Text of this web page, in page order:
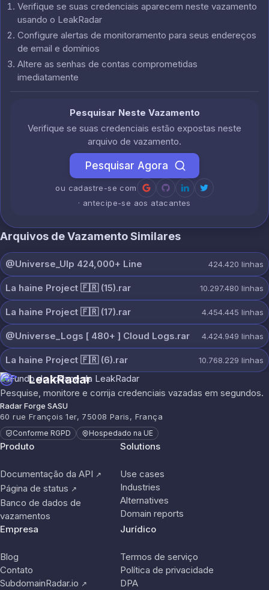
Verifique se suas credenciais aparecem neste vazamento
usando o LeakRadar
Configure alertas de monitoramento para seus endereços
de email e domínios
Altere as senhas de contas comprometidas
imediatamente
Pesquisar Neste Vazamento
Verifique se suas credenciais estão expostas neste
arquivo de vazamento.
Pesquisar Agora
ou cadastre-se com
· antecipe-se aos atacantes
Arquivos de Vazamento Similares
@Universe_Ulp 424,000+ Line 424.420 linhas
La haine Project 🇫🇷 (15).rar 10.297.480 linhas
La haine Project 🇫🇷 (17).rar 4.454.445 linhas
@Universe_Logs [ 480+ ] Cloud Logs.rar 4.424.949 linhas
La haine Project 🇫🇷 (6).rar 10.768.229 linhas
LeakRadar
Pesquise, monitore e corrija credenciais vazadas em segundos.
Radar Forge SASU
60 rue François 1er, 75008 Paris, França
Conforme RGPD Hospedado na UE
Produto
Documentação da API ↗
Página de status ↗
Banco de dados de
vazamentos
Solutions
Use cases
Industries
Alternatives
Domain reports
Empresa
Blog
Contato
SubdomainRadar.io ↗
Jurídico
Termos de serviço
Política de privacidade
DPA